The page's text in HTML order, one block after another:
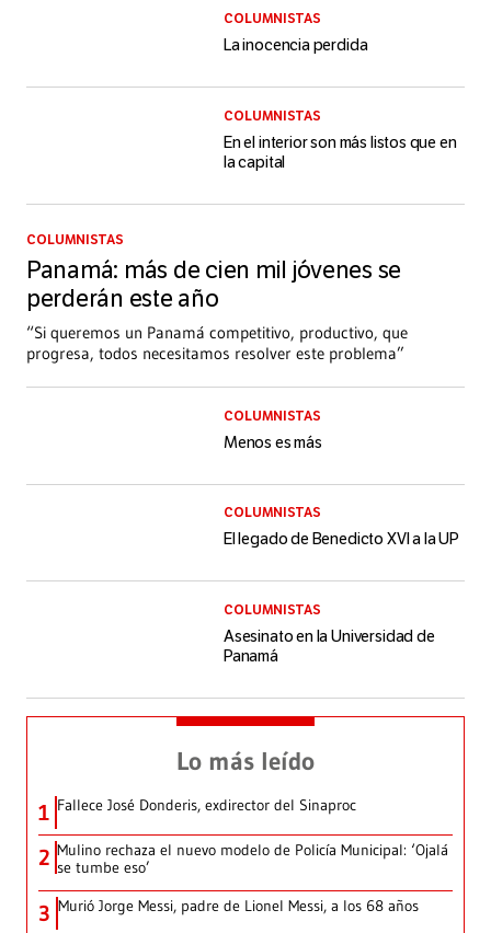
COLUMNISTAS
La inocencia perdida
COLUMNISTAS
En el interior son más listos que en
la capital
COLUMNISTAS
Panamá: más de cien mil jóvenes se
perderán este año
“Si queremos un Panamá competitivo, productivo, que
progresa, todos necesitamos resolver este problema”
COLUMNISTAS
Menos es más
COLUMNISTAS
El legado de Benedicto XVI a la UP
COLUMNISTAS
Asesinato en la Universidad de
Panamá
Lo más leído
1 Fallece José Donderis, exdirector del Sinaproc
2 Mulino rechaza el nuevo modelo de Policía Municipal: ‘Ojalá
se tumbe eso’
3 Murió Jorge Messi, padre de Lionel Messi, a los 68 años